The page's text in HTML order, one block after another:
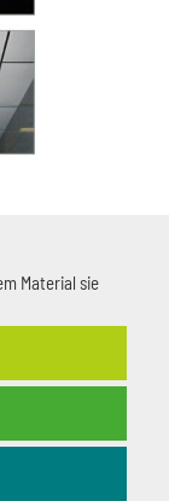
Material sie